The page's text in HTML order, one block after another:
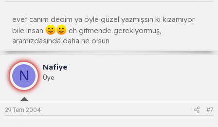
evet canım dedim ya öyle güzel yazmışsın ki kızamıyor
bile insan
eh gitmende gerekiyormuş,
aramızdasında daha ne olsun
N
Nafiye
Üye
29 Tem 2004 #7